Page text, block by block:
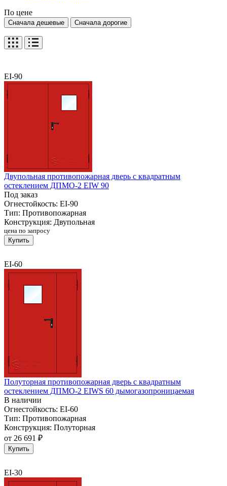
По цене
Сначала дешевые Сначала дорогие
EI-90
Двупольная противопожарная дверь с квадратным
остеклением ДПМО-2 EIW 90
Под заказ
Огнестойкость: EI-90
Тип: Противопожарная
Конструкция: Двупольная
цена по запросу
Купить
EI-60
Полуторная противопожарная дверь с квадратным
остеклением ДПМО-2 EIWS 60 дымогазопроницаемая
В наличии
Огнестойкость: EI-60
Тип: Противопожарная
Конструкция: Полуторная
от 26 691 ₽
Купить
EI-30